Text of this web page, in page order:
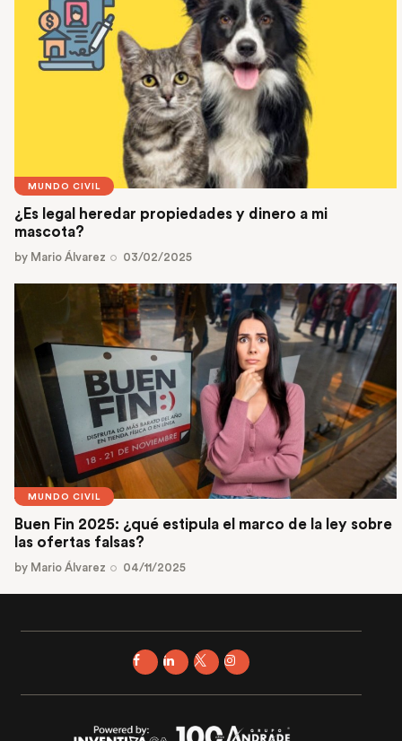
MUNDO CIVIL
¿Es legal heredar propiedades y dinero a mi
mascota?
by Mario Álvarez 03/02/2025
MUNDO CIVIL
Buen Fin 2025: ¿qué estipula el marco de la ley sobre
las ofertas falsas?
by Mario Álvarez 04/11/2025